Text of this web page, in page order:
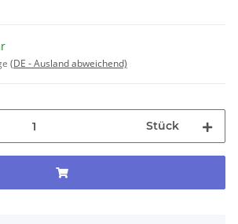
(DE - Ausland abweichend)
Stück